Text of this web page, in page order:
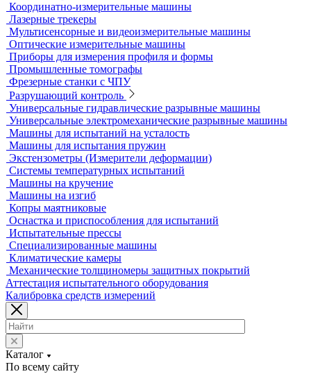
3D-сканеры
Аксессуары для метрологического оборудования
Видеоизмерительные машины
Координатно-измерительные машины
Лазерные трекеры
Мультисенсорные и видеоизмерительные машины
Оптические измерительные машины
Приборы для измерения профиля и формы
Промышленные томографы
Фрезерные станки с ЧПУ
Разрушающий контроль
Универсальные гидравлические разрывные машины
Универсальные электромеханические разрывные машины
Машины для испытаний на усталость
Машины для испытания пружин
Экстензометры (Измерители деформации)
Системы температурных испытаний
Машины на кручение
Машины на изгиб
Копры маятниковые
Оснастка и приспособления для испытаний
Испытательные прессы
Специализированные машины
Климатические камеры
Механические толщиномеры защитных покрытий
Аттестация испытательного оборудования
Калибровка средств измерений